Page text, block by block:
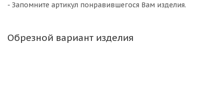
- Запомните артикул понравившегося Вам изделия.
Обрезной вариант изделия